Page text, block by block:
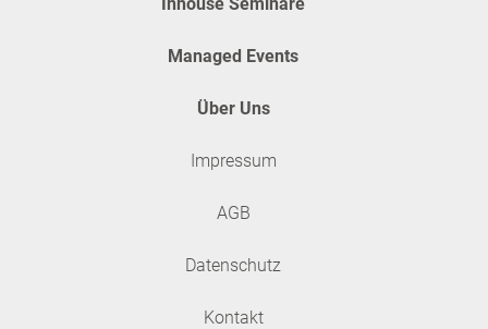
Managed Events
Über Uns
Impressum
AGB
Datenschutz
Kontakt